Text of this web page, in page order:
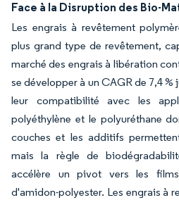
Face à la Disruption des Bio-
Les engrais à revêtement
plus grand type de revêtement,
marché des engrais à libération
se développer à un CAGR de 7,4 %
leur compatibilité avec les
polyéthylène et le polyuréthane
couches et les additifs
mais la règle de
accélère un pivot vers les
d'amidon-polyester. Les engrais à